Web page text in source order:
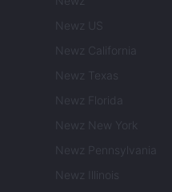
Newz US
Newz California
Newz Texas
Newz Florida
Newz New York
Newz Pennsylvania
Newz Illinois